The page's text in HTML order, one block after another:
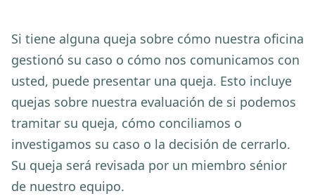
Si tiene alguna queja sobre cómo nuestra oficina
gestionó su caso o cómo nos comunicamos con
usted, puede presentar una queja. Esto incluye
quejas sobre nuestra evaluación de si podemos
tramitar su queja, cómo conciliamos o
investigamos su caso o la decisión de cerrarlo.
Su queja será revisada por un miembro sénior
de nuestro equipo.